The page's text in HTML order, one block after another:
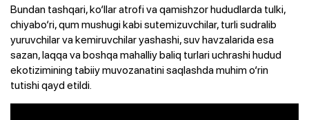
Bundan tashqari, ko‘llar atrofi va qamishzor hududlarda tulki,
chiyabo‘ri, qum mushugi kabi sutemizuvchilar, turli sudralib
yuruvchilar va kemiruvchilar yashashi, suv havzalarida esa
sazan, laqqa va boshqa mahalliy baliq turlari uchrashi hudud
ekotizimining tabiiy muvozanatini saqlashda muhim o‘rin
tutishi qayd etildi.